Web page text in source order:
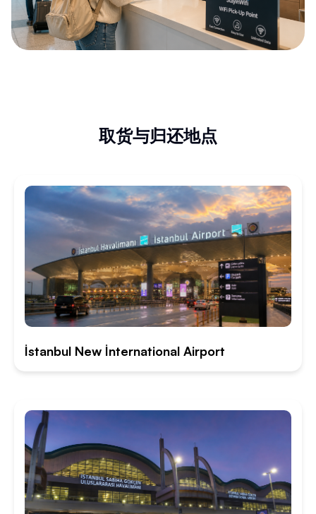
取货与归还地点
İstanbul New İnternational Airport